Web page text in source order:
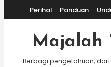
To
Content
Perihal Panduan
Majalah
Berbagi pengetahuan,